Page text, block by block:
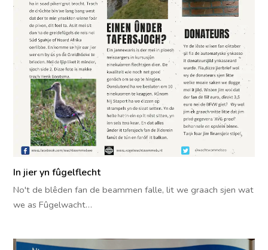
In jier yn fûgelflecht
No't de blêden fan de beammen falle, lit we graach sjen wat
we as Fûgelwacht…